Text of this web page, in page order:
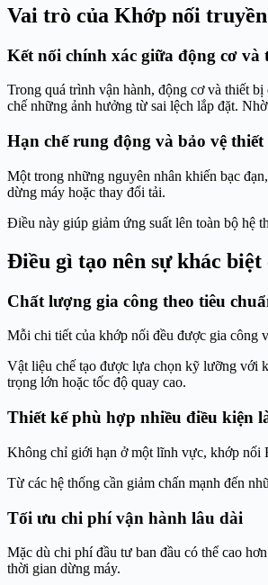
Vai trò của Khớp nối
Kết nối chính xác giữa động cơ và
Trong quá trình vận hành, động cơ và thiết
chế những ảnh hưởng từ sai lệch lắp đặt.
Hạn chế rung động và bảo vệ thiết
Một trong những nguyên nhân khiến bạc
dừng máy hoặc thay đổi tải.
Điều này giúp giảm ứng suất lên toàn bộ hệ
Điều gì tạo nên sự khác
Chất lượng gia công theo tiêu
Mỗi chi tiết của khớp nối đều được gia công
Vật liệu chế tạo được lựa chọn kỹ lưỡng với
trọng lớn hoặc tốc độ quay cao.
Thiết kế phù hợp nhiều điều kiện
Không chỉ giới hạn ở một lĩnh vực, khớp nối
Từ các hệ thống cần giảm chấn mạnh đến
Tối ưu chi phí vận hành lâu dài
Mặc dù chi phí đầu tư ban đầu có thể cao
thời gian dừng máy.